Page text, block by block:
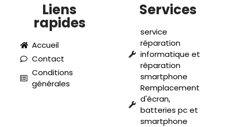
Liens
rapides
Accueil
Contact
Conditions
générales
Services
service
réparation
informatique et
réparation
smartphone
Remplacement
d'écran,
batteries pc et
smartphone